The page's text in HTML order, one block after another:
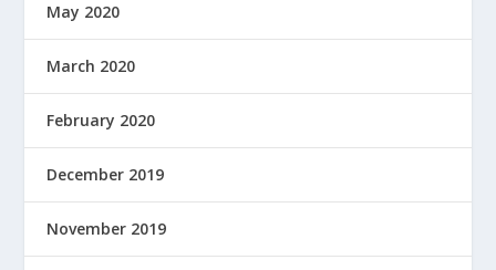
May 2020
March 2020
February 2020
December 2019
November 2019